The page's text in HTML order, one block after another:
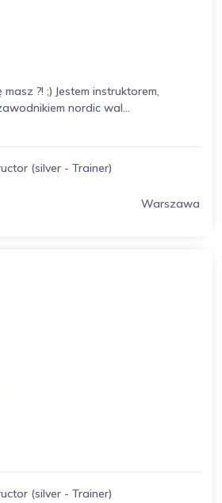
?! ;) Jestem instruktorem,
nordic wal...
(silver - Trainer)
Warszawa
(silver - Trainer)